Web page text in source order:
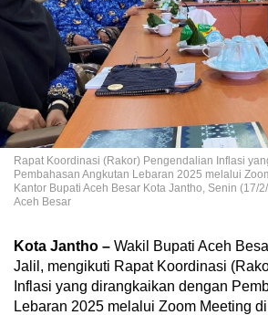
Rapat Koordinasi (Rakor) Pengendalian Inflasi
Pembahasan Angkutan Lebaran 2025 melalui
Kantor Bupati Aceh Besar Kota Jantho, Senin (17/
Aceh Besar
Kota Jantho – Wakil Bupati Aceh
Jalil, mengikuti Rapat Koordinasi
Inflasi yang dirangkaikan dengan
Lebaran 2025 melalui Zoom Meeting